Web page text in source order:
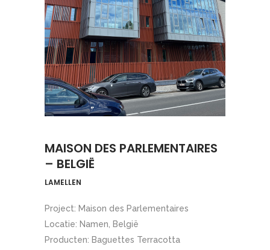
MAISON DES PARLEMENTAIRES
– BELGIË
LAMELLEN
Project: Maison des Parlementaires
Locatie: Namen, België
Producten: Baguettes Terracotta